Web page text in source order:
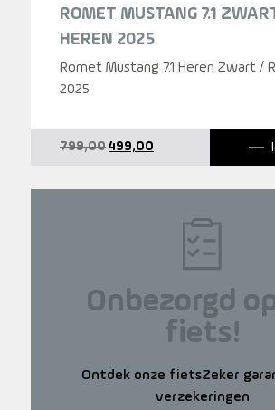
ROMET MUSTANG 7.1
HEREN 2025
Romet Mustang 7.1 Heren Zwart /
2025
799,00 Oorspronkelijke
799,00.
499,00
499,00.
Onbezorgd
fiets!
Ontdek onze fietsZeker
verzekeringen